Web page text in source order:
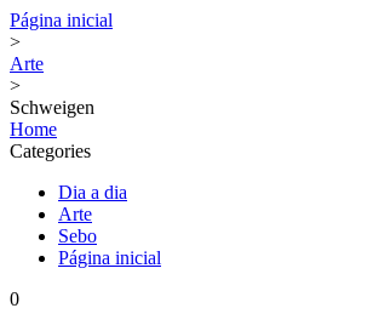
Página inicial
>
Arte
>
Schweigen
Home
Categories
Dia a dia
Arte
Sebo
Página inicial
0